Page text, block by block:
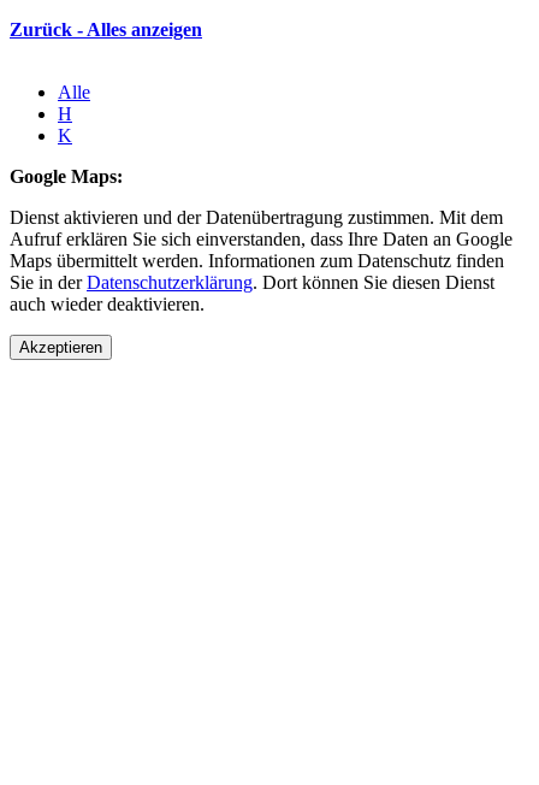
Zurück - Alles anzeigen
Alle
H
K
Google Maps:
Dienst aktivieren und der Datenübertragung zustimmen. Mit dem
Aufruf erklären Sie sich einverstanden, dass Ihre Daten an Google
Maps übermittelt werden. Informationen zum Datenschutz finden
Sie in derDatenschutzerklärung. Dort können Sie diesen Dienst
auch wieder deaktivieren.
Akzeptieren